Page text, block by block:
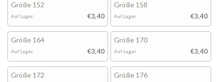
Größe 152
€3,40
Auf Lager
Größe 158
€3,40
Auf Lager
Größe 164
€3,40
Auf Lager
Größe 170
€3,40
Auf Lager
Größe 172 Größe 176